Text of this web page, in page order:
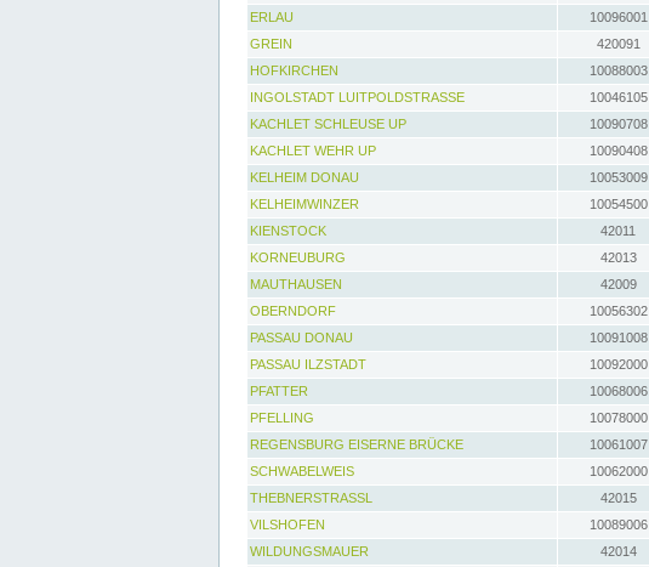
ERLAU
10096001
GREIN
420091
HOFKIRCHEN
10088003
INGOLSTADT LUITPOLDSTRASSE
10046105
KACHLET SCHLEUSE UP
10090708
KACHLET WEHR UP
10090408
KELHEIM DONAU
10053009
KELHEIMWINZER
10054500
KIENSTOCK
42011
KORNEUBURG
42013
MAUTHAUSEN
42009
OBERNDORF
10056302
PASSAU DONAU
10091008
PASSAU ILZSTADT
10092000
PFATTER
10068006
PFELLING
10078000
REGENSBURG EISERNE BRÜCKE
10061007
SCHWABELWEIS
10062000
THEBNERSTRASSL
42015
VILSHOFEN
10089006
WILDUNGSMAUER
42014